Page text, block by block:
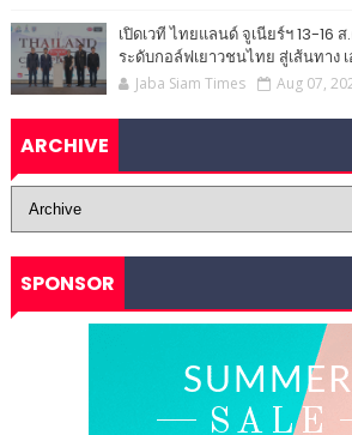
เปิดเวที ไทยแลนด์ จูเนียร์ฯ 13-16
ระดับกอล์ฟเยาวชนไทย สู่เส้นทาง
Jaba Siam Times Aug 07,
ARCHIVE
SPONSOR